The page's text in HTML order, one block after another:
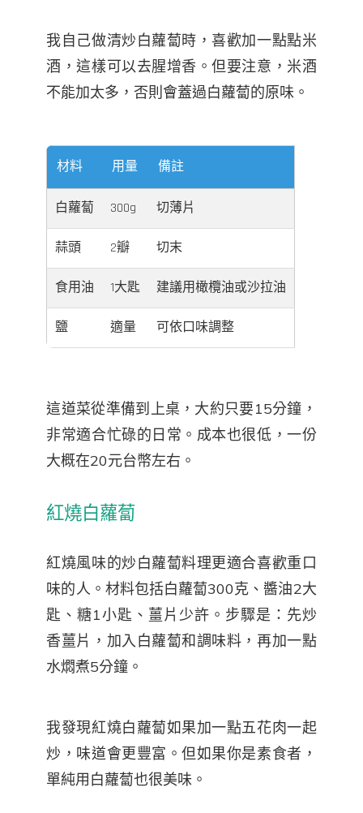
我自己做清炒白蘿蔔時，喜歡加一點點米
酒，這樣可以去腥增香。但要注意，米酒
不能加太多，否則會蓋過白蘿蔔的原味。
材料 用量 備註
白蘿蔔 300g 切薄片
蒜頭 2瓣 切末
食用油 1大匙 建議用橄欖油或沙拉油
鹽 適量 可依口味調整
這道菜從準備到上桌，大約只要15分鐘，
非常適合忙碌的日常。成本也很低，一份
大概在20元台幣左右。
紅燒白蘿蔔
紅燒風味的炒白蘿蔔料理更適合喜歡重口
味的人。材料包括白蘿蔔300克、醬油2大
匙、糖1小匙、薑片少許。步驟是：先炒
香薑片，加入白蘿蔔和調味料，再加一點
水燜煮5分鐘。
我發現紅燒白蘿蔔如果加一點五花肉一起
炒，味道會更豐富。但如果你是素食者，
單純用白蘿蔔也很美味。